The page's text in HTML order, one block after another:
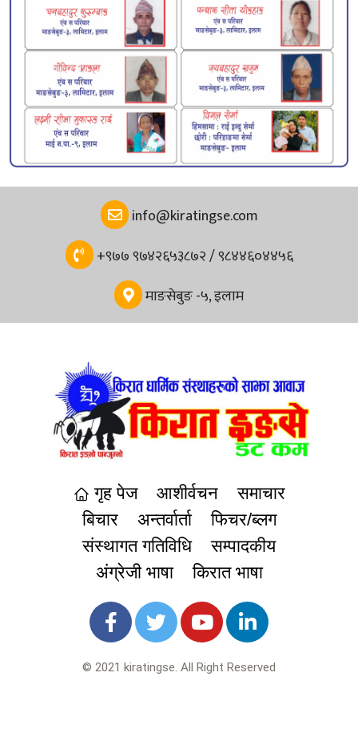
info@kiratingse.com
+९७७ ९७४२६५३८७२ / ९८४४६०४४५६
माङसेबुङ -५, इलाम
गृह पेज आशीर्वचन
समाचार
बिचार
अन्तर्वार्ता
फिचर/ब्लग
संस्थागत गतिविधि
सम्पादकीय
अंग्रेजी भाषा
किरात भाषा
© 2021 kiratingse. All Right Reserved